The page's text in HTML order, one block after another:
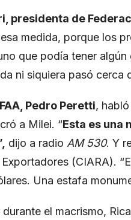
presidenta de
medida, porque los
que podía tener
ni siquiera pasó cerca
FAA, Pedro Peretti,
a Milei. “Esta es una
dijo a radio AM 530. Y
(CIARA).
Una estafa
el macrismo,